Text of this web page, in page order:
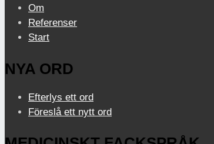
Om
Referenser
Start
NYA ORD
Efterlys ett ord
Föreslå ett nytt ord